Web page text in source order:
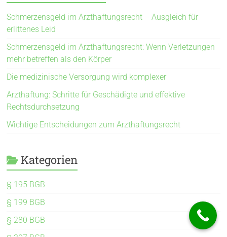
Schmerzensgeld im Arzthaftungsrecht – Ausgleich für
erlittenes Leid
Schmerzensgeld im Arzthaftungsrecht: Wenn Verletzungen
mehr betreffen als den Körper
Die medizinische Versorgung wird komplexer
Arzthaftung: Schritte für Geschädigte und effektive
Rechtsdurchsetzung
Wichtige Entscheidungen zum Arzthaftungsrecht
Kategorien
§ 195 BGB
§ 199 BGB
§ 280 BGB